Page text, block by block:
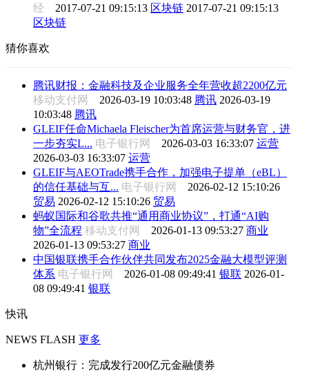
经 2017-07-21 09:15:13 区块链 2017-07-21 09:15:13
区块链
猜你喜欢
腾讯财报：金融科技及企业服务全年营收超2200亿元
移动支付网 2026-03-19 10:03:48 腾讯 2026-03-19
10:03:48 腾讯
GLEIF任命Michaela Fleischer为首席运营与财务官，进
一步夯实L... 电子银行网 2026-03-03 16:33:07 运营
2026-03-03 16:33:07 运营
GLEIF与AEOTrade携手合作，加强电子提单（eBL）
的信任基础与互... 电子银行网 2026-02-12 15:10:26
贸易 2026-02-12 15:10:26 贸易
蚂蚁国际和谷歌共推“通用商业协议”，打通“AI购
物”全流程 移动支付网 2026-01-13 09:53:27 商业
2026-01-13 09:53:27 商业
中国银联携手合作伙伴共同发布2025金融大模型评测
体系 电子银行网 2026-01-08 09:49:41 银联 2026-01-
08 09:49:41 银联
快讯
NEWS FLASH 更多
杭州银行：完成发行200亿元金融债券